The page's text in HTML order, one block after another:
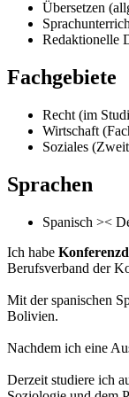
Übersetzen
Redaktionelle
Fachgebiete
Recht (im
Wirtschaft
Soziales
Sprachen
Spanisch ><
Ich habe
Berufsverband der
Mit der spanischen
Bolivien.
Nachdem ich eine
Derzeit studiere ich